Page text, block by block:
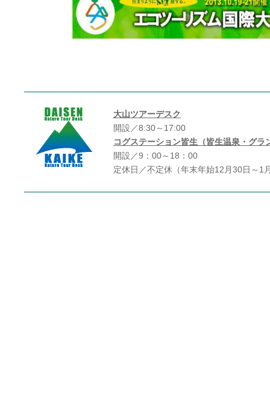
大山ツアーデスク
開設／8:30～17:00
コグステーション皆生（皆生温泉・グラ
開設／9：00～18：00
定休日／不定休（年末年始12月30日～1